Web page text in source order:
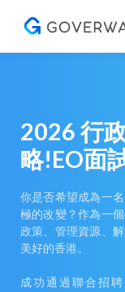
2026 行
略!EO面
你是否希望成為一
極的改變？作為一
政策、管理資源、
美好的香港。
成功通過聯合招聘